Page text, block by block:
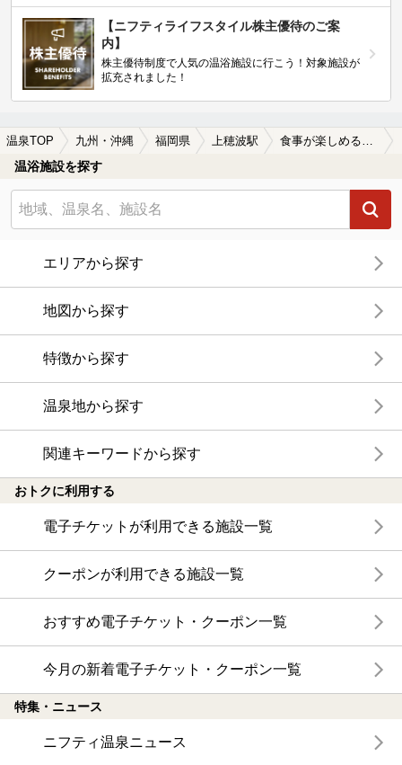
【ニフティライフスタイル株主優待のご案
内】
株主優待制度で人気の温浴施設に行こう！対象施設が
拡充されました！
温泉TOP 九州・沖縄 福岡県 上穂波駅 食事が楽しめる上穂波駅近くの温泉、日帰り温泉、スーパー銭湯おすすめ
温浴施設を探す
エリアから探す
地図から探す
特徴から探す
温泉地から探す
関連キーワードから探す
おトクに利用する
電子チケットが利用できる施設一覧
クーポンが利用できる施設一覧
おすすめ電子チケット・クーポン一覧
今月の新着電子チケット・クーポン一覧
特集・ニュース
ニフティ温泉ニュース